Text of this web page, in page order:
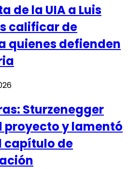
de la UIA a Luis
calificar de
quienes defienden
Sturzenegger
proyecto y lamentó
capítulo de